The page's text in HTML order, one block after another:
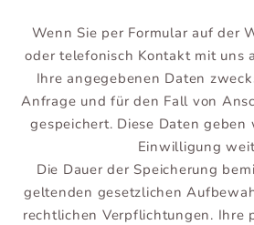
Wenn Sie per Formular auf der
oder telefonisch Kontakt mit uns
Ihre angegebenen Daten
Anfrage und für den Fall von
gespeichert. Diese Daten
Einwilligung
Die Dauer der Speicherung
geltenden gesetzlichen
rechtlichen Verpflichtungen. Ihre